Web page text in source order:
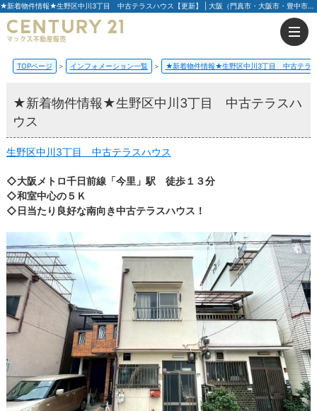
★新着物件情報★生野区中川3丁目 中古テラスハウス【更新】 | 大阪（門真市・大阪市・豊中市）の不動産はセンチュリー21マックス不動産販売
TOPページ インフォメーション一覧 ★新着物件情報★生野区中川3丁目 中古テラ
★新着物件情報★生野区中川3丁目 中古テラスハ
ウス
生野区中川3丁目 中古テラスハウス
◇大阪メトロ千日前線「今里」駅 徒歩１３分
◇和室中心の５Ｋ
◇日当たり良好な南向き中古テラスハウス！